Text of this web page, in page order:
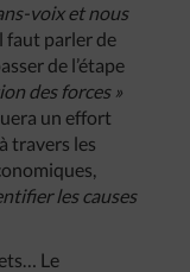
voix et nous
faut parler de
de l’étape
des forces »
un effort
travers les
les causes
Le